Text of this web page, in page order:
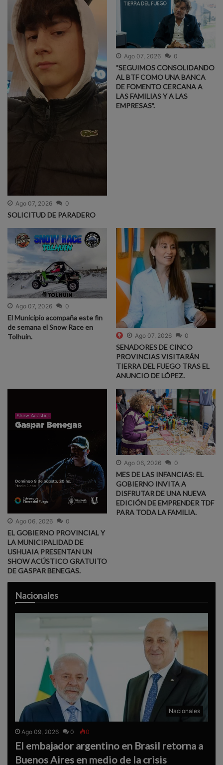
Ago 07, 2026 0
SOLICITUD DE PARADERO
Ago 07, 2026 0
"SEGUIMOS CONSOLIDANDO
AL BTF COMO UNA BANCA
DE FOMENTO CERCANA A
LAS FAMILIAS Y A LAS
EMPRESAS".
Ago 07, 2026 0
El Municipio acompaña este fin
de semana el Snow Race en
Tolhuin.
Ago 07, 2026 0
SENADORES DE CINCO
PROVINCIAS VISITARÁN
TIERRA DEL FUEGO TRAS EL
ANUNCIO DE LÓPEZ.
Ago 06, 2026 0
EL GOBIERNO PROVINCIAL Y
LA MUNICIPALIDAD DE
USHUAIA PRESENTAN UN
SHOW ACÚSTICO GRATUITO
DE GASPAR BENEGAS.
Ago 06, 2026 0
MES DE LAS INFANCIAS: EL
GOBIERNO INVITA A
DISFRUTAR DE UNA NUEVA
EDICIÓN DE EMPRENDER TDF
PARA TODA LA FAMILIA.
Nacionales
Nacionales
Ago 09, 2026 0 0
El embajador argentino en Brasil retorna a
Buenos Aires en medio de la crisis